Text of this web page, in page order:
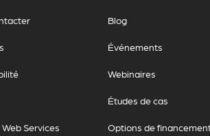
Services
Blog
Événements
Webinaires
Études de cas
Options de